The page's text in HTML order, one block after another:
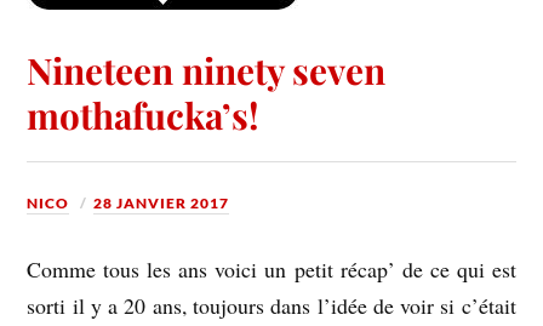
Nineteen ninety seven
mothafucka’s!
NICO 28 JANVIER 2017
Comme tous les ans voici un petit récap’ de ce qui est
sorti il y a 20 ans, toujours dans l’idée de voir si c’était